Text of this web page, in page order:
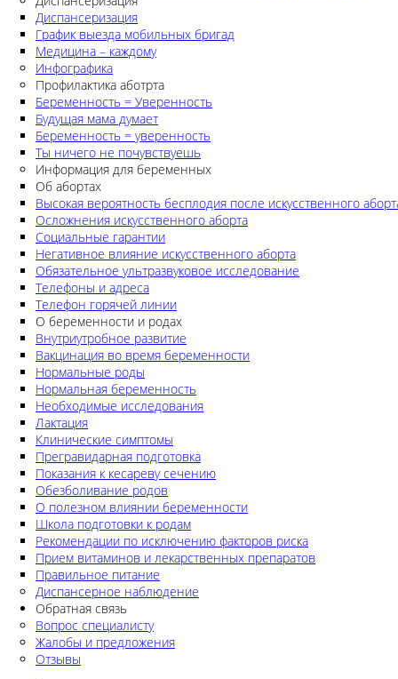
Диспансеризация
График выезда мобильных бригад
Медицина – каждому
Инфографика
Профилактика аботрта
Беременность = Уверенность
Будущая мама думает
Беременность = уверенность
Ты ничего не почувствуешь
Информация для беременных
Об абортах
Высокая вероятность бесплодия после искусственного
Осложнения искусственного аборта
Социальные гарантии
Негативное влияние искусственного аборта
Обязательное ультразвуковое исследование
Телефоны и адреса
Телефон горячей линии
О беременности и родах
Внутриутробное развитие
Вакцинация во время беременности
Нормальные роды
Нормальная беременность
Необходимые исследования
Лактация
Клинические симптомы
Прегравидарная подготовка
Показания к кесареву сечению
Обезболивание родов
О полезном влиянии беременности
Школа подготовки к родам
Рекомендации по исключению факторов риска
Прием витаминов и лекарственных препаратов
Правильное питание
Диспансерное наблюдение
Обратная связь
Вопрос специалисту
Жалобы и предложения
Отзывы